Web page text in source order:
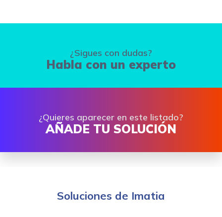
¿Sigues con dudas?
Habla con un experto
¿Quieres aparecer en este listado?
AÑADE TU SOLUCIÓN
Soluciones de Imatia